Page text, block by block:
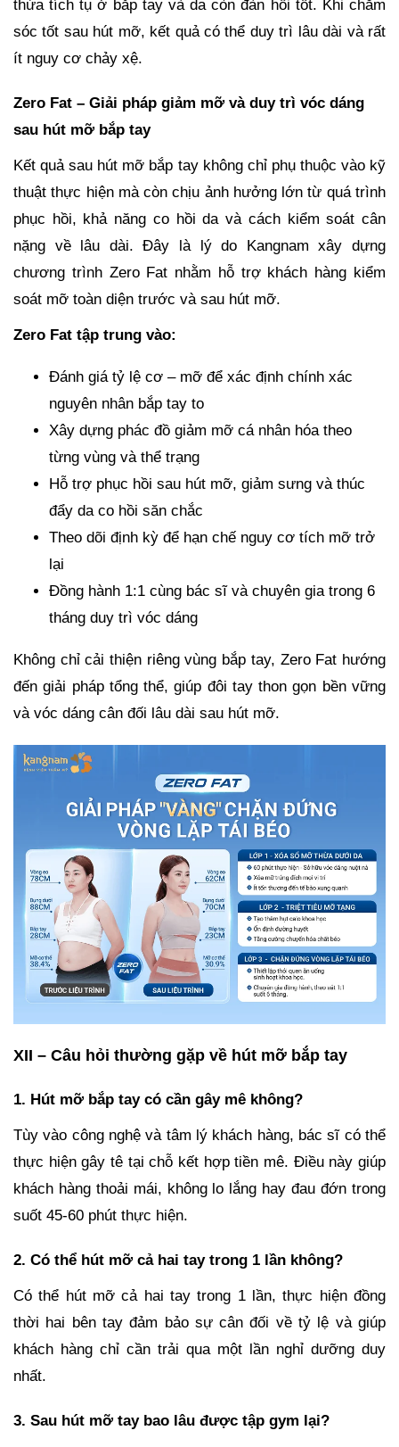
thừa tích tụ ở bắp tay và da còn đàn hồi tốt. Khi chăm
sóc tốt sau hút mỡ, kết quả có thể duy trì lâu dài và rất
ít nguy cơ chảy xệ.
Zero Fat – Giải pháp giảm mỡ và duy trì vóc dáng
sau hút mỡ bắp tay
Kết quả sau hút mỡ bắp tay không chỉ phụ thuộc vào kỹ
thuật thực hiện mà còn chịu ảnh hưởng lớn từ quá trình
phục hồi, khả năng co hồi da và cách kiểm soát cân
nặng về lâu dài. Đây là lý do Kangnam xây dựng
chương trình Zero Fat nhằm hỗ trợ khách hàng kiểm
soát mỡ toàn diện trước và sau hút mỡ.
Zero Fat tập trung vào:
Đánh giá tỷ lệ cơ – mỡ để xác định chính xác
nguyên nhân bắp tay to
Xây dựng phác đồ giảm mỡ cá nhân hóa theo
từng vùng và thể trạng
Hỗ trợ phục hồi sau hút mỡ, giảm sưng và thúc
đẩy da co hồi săn chắc
Theo dõi định kỳ để hạn chế nguy cơ tích mỡ trở
lại
Đồng hành 1:1 cùng bác sĩ và chuyên gia trong 6
tháng duy trì vóc dáng
Không chỉ cải thiện riêng vùng bắp tay, Zero Fat hướng
đến giải pháp tổng thể, giúp đôi tay thon gọn bền vững
và vóc dáng cân đối lâu dài sau hút mỡ.
XII – Câu hỏi thường gặp về hút mỡ bắp tay
1. Hút mỡ bắp tay có cần gây mê không?
Tùy vào công nghệ và tâm lý khách hàng, bác sĩ có thể
thực hiện gây tê tại chỗ kết hợp tiền mê. Điều này giúp
khách hàng thoải mái, không lo lắng hay đau đớn trong
suốt 45-60 phút thực hiện.
2. Có thể hút mỡ cả hai tay trong 1 lần không?
Có thể hút mỡ cả hai tay trong 1 lần, thực hiện đồng
thời hai bên tay đảm bảo sự cân đối về tỷ lệ và giúp
khách hàng chỉ cần trải qua một lần nghỉ dưỡng duy
nhất.
3. Sau hút mỡ tay bao lâu được tập gym lại?